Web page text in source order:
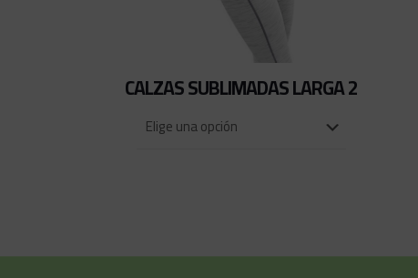
CALZAS SUBLIMADAS LARGA 2